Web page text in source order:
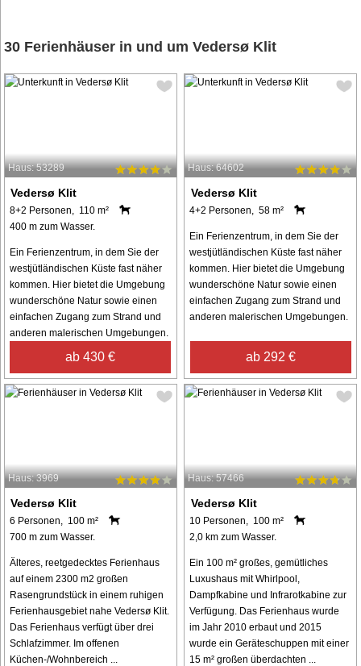
30 Ferienhäuser in und um Vedersø Klit
Haus: 53289
Vedersø Klit
8+2 Personen, 110 m²
400 m zum Wasser.
Ein Ferienzentrum, in dem Sie der
westjütländischen Küste fast näher
kommen. Hier bietet die Umgebung
wunderschöne Natur sowie einen
einfachen Zugang zum Strand und
anderen malerischen Umgebungen.
ab 430 €
Haus: 64602
Vedersø Klit
4+2 Personen, 58 m²
Ein Ferienzentrum, in dem Sie der
westjütländischen Küste fast näher
kommen. Hier bietet die Umgebung
wunderschöne Natur sowie einen
einfachen Zugang zum Strand und
anderen malerischen Umgebungen.
ab 292 €
Haus: 3969
Vedersø Klit
6 Personen, 100 m²
700 m zum Wasser.
Älteres, reetgedecktes Ferienhaus
auf einem 2300 m2 großen
Rasengrundstück in einem ruhigen
Ferienhausgebiet nahe Vedersø Klit.
Das Ferienhaus verfügt über drei
Schlafzimmer. Im offenen
Küchen-/Wohnbereich ...
Haus: 57466
Vedersø Klit
10 Personen, 100 m²
2,0 km zum Wasser.
Ein 100 m² großes, gemütliches
Luxushaus mit Whirlpool,
Dampfkabine und Infrarotkabine zur
Verfügung. Das Ferienhaus wurde
im Jahr 2010 erbaut und 2015
wurde ein Geräteschuppen mit einer
15 m² großen überdachten ...